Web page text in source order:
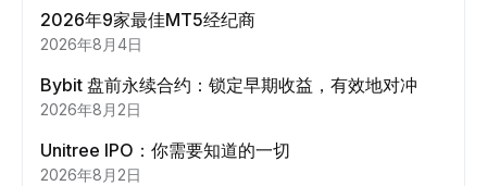
2026年9家最佳MT5经纪商
2026年8月4日
Bybit 盘前永续合约：锁定早期收益，有效地对冲
2026年8月2日
Unitree IPO：你需要知道的一切
2026年8月2日